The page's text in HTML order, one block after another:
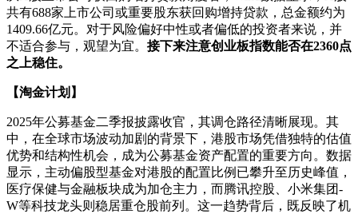
共有688家上市公司或重要股东获回购增持贷款，总金额约为
1409.66亿元。对于风险偏好中性或者偏低的投资者来说，并
不适合参与，观望为宜。 接下来注意创业板指数能否在2360点
之上稳住。
【淘金计划】
2025年公募基金二季报披露收官，其调仓路径清晰展现。其
中，在全球市场波动加剧的背景下，港股市场凭借独特的估值
优势和结构性机会，成为公募基金资产配置的重要方向。数据
显示，主动偏股型基金对港股的配置比例已攀升至历史峰值，
医疗保健与金融板块成为加仓主力，而腾讯控股、小米集团-
W等科技龙头则稳居重仓股前列。这一趋势背后，既反映了机